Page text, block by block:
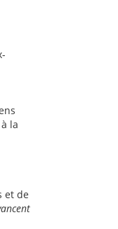
la
et de